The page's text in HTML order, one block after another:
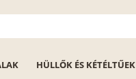
HÜLLŐK ÉS KÉTÉLTŰEK